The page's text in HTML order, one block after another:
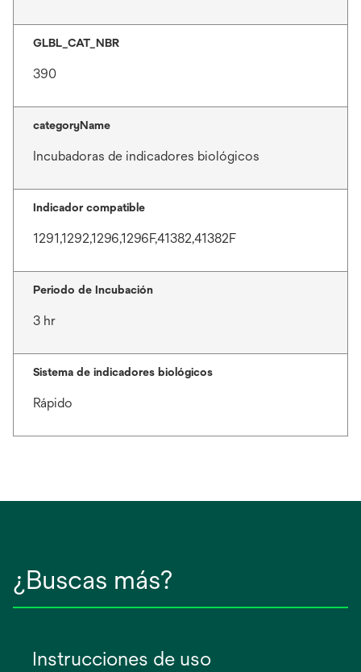
GLBL_CAT_NBR
390
categoryName
Incubadoras de indicadores biológicos
Indicador compatible
1291,1292,1296,1296F,41382,41382F
Periodo de Incubación
3 hr
Sistema de indicadores biológicos
Rápido
¿Buscas más?
Instrucciones de uso